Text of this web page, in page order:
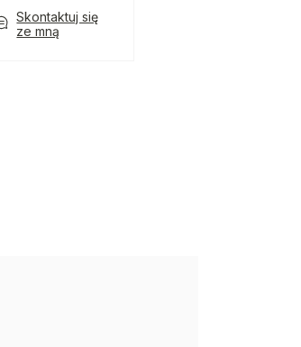
Skontaktuj się
ze mną